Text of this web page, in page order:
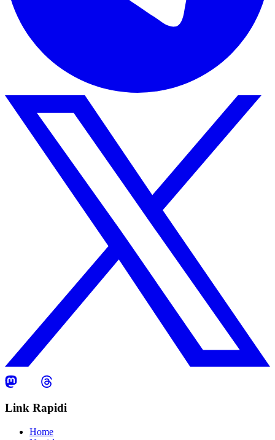
Link Rapidi
Home